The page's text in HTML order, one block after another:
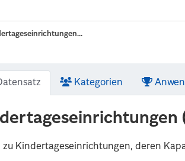
Kategorien
zu Kindertageseinrichtungen, deren